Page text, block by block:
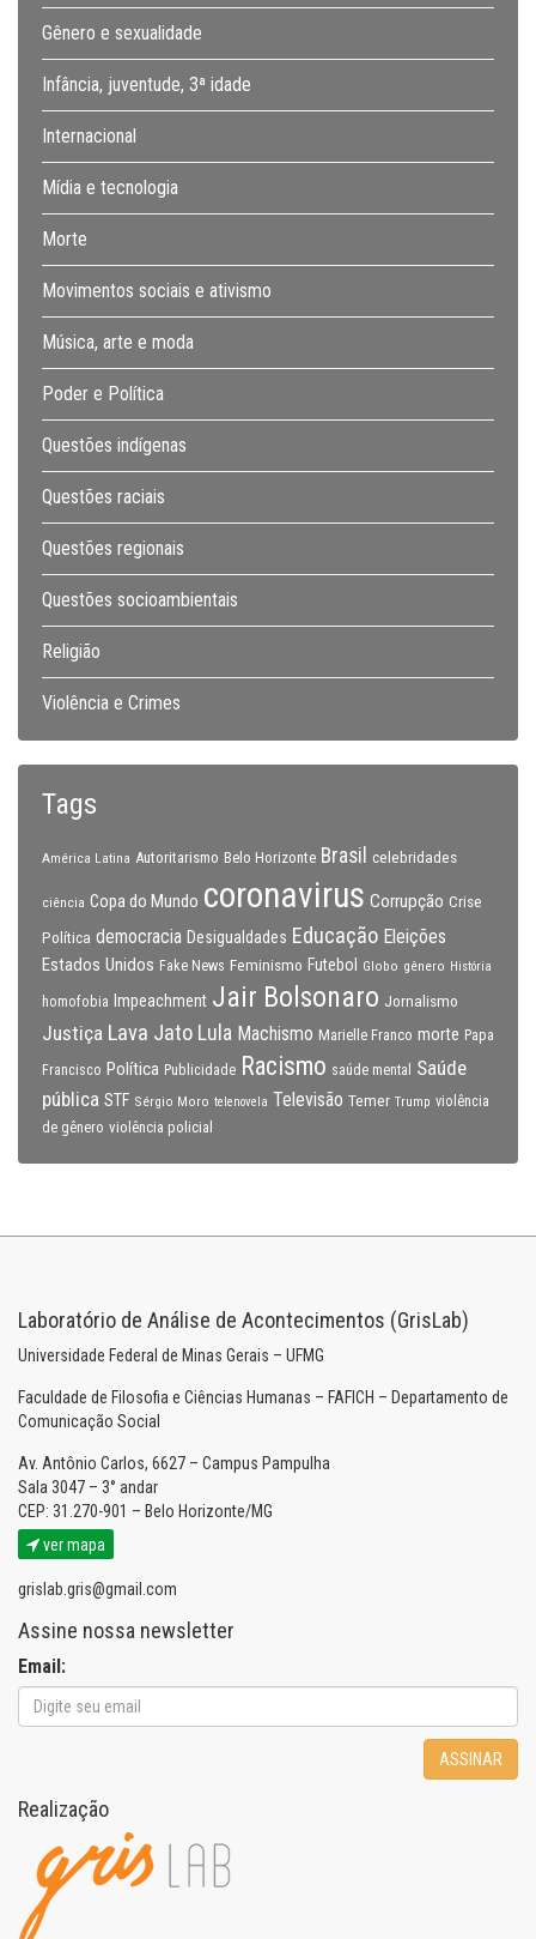
Gênero e sexualidade
Infância, juventude, 3ª idade
Internacional
Mídia e tecnologia
Morte
Movimentos sociais e ativismo
Música, arte e moda
Poder e Política
Questões indígenas
Questões raciais
Questões regionais
Questões socioambientais
Religião
Violência e Crimes
Tags
América Latina Autoritarismo Belo Horizonte Brasil celebridades
ciência Copa do Mundo coronavirus Corrupção Crise
Política democracia Desigualdades Educação Eleições
Estados Unidos Fake News Feminismo Futebol Globo gênero História
homofobia Impeachment Jair Bolsonaro Jornalismo
Justiça Lava Jato Lula Machismo Marielle Franco morte Papa
Francisco Política Publicidade Racismo saúde mental
Saúde
pública STF Sérgio Moro telenovela Televisão Temer Trump violência
de gênero violência policial
Laboratório de Análise de Acontecimentos (GrisLab)
Universidade Federal de Minas Gerais – UFMG
Faculdade de Filosofia e Ciências Humanas – FAFICH – Departamento de
Comunicação Social
Av. Antônio Carlos, 6627 – Campus Pampulha
Sala 3047 – 3° andar
CEP: 31.270-901 – Belo Horizonte/MG
ver mapa
grislab.gris@gmail.com
Assine nossa newsletter
Email:
ASSINAR
Realização